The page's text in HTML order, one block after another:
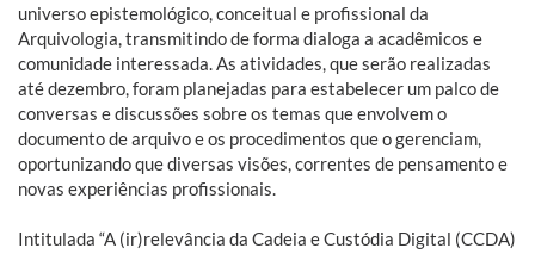
universo epistemológico, conceitual e profissional da
Arquivologia, transmitindo de forma dialoga a acadêmicos e
comunidade interessada. As atividades, que serão realizadas
até dezembro, foram planejadas para estabelecer um palco de
conversas e discussões sobre os temas que envolvem o
documento de arquivo e os procedimentos que o gerenciam,
oportunizando que diversas visões, correntes de pensamento e
novas experiências profissionais.
Intitulada “A (ir)relevância da Cadeia e Custódia Digital (CCDA)